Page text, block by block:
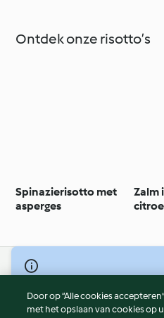
Ontdek onze risotto’s
Spinazierisotto met
asperges
Zalm
© Copyright 2026
Gebruiksvoorwaarden
Door op “Alle cookies
met het opslaan van cookies op